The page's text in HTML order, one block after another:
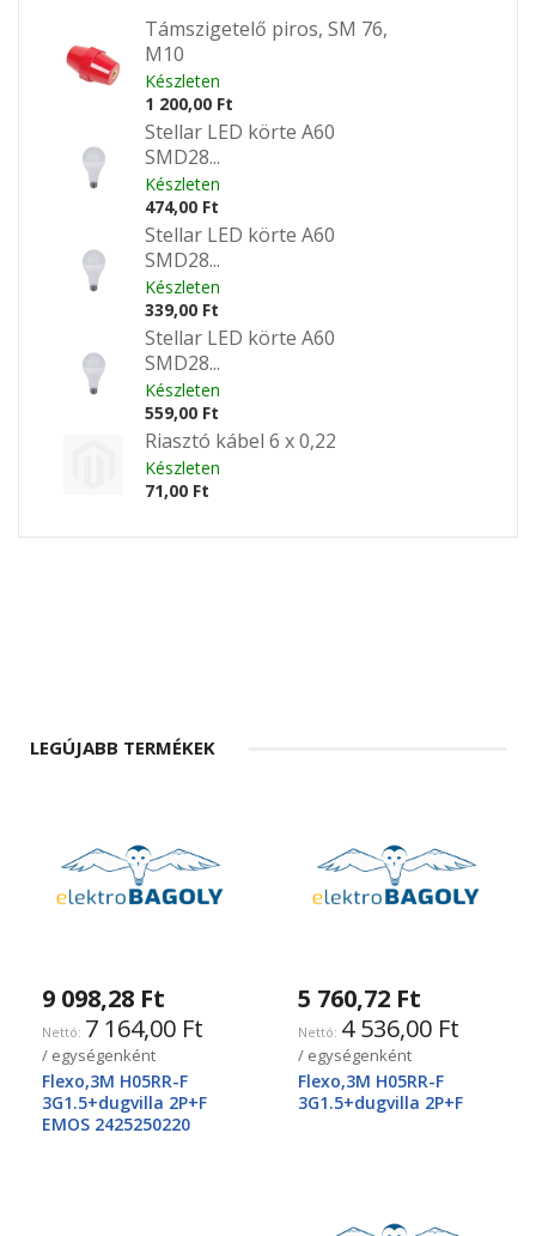
Támszigetelő piros, SM 76,
M10
Készleten
1 200,00 Ft
Stellar LED körte A60
SMD28...
Készleten
474,00 Ft
Stellar LED körte A60
SMD28...
Készleten
339,00 Ft
Stellar LED körte A60
SMD28...
Készleten
559,00 Ft
Riasztó kábel 6 x 0,22
Készleten
71,00 Ft
LEGÚJABB TERMÉKEK
9 098,28 Ft
7 164,00 Ft
/ egységenként
Flexo,3M H05RR-F
3G1.5+dugvilla 2P+F
EMOS 2425250220
5 760,72 Ft
4 536,00 Ft
/ egységenként
Flexo,3M H05RR-F
3G1.5+dugvilla 2P+F